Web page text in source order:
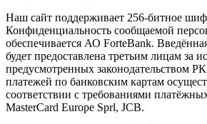
Наш сайт поддерживает 256-битное
Конфиденциальность сообщаемой
обеспечивается АО ForteBank.
будет предоставлена третьим лицам за
предусмотренных законодательством
платежей по банковским картам
соответствии с требованиями
MasterCard Europe Sprl, JCB.